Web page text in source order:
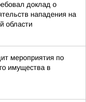
доклад о
нападения на
области
мероприятия по
имущества в